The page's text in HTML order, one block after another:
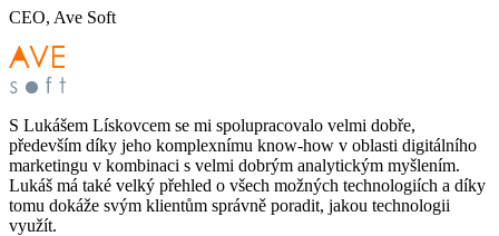
CEO, Ave Soft
S Lukášem Lískovcem se mi spolupracovalo velmi dobře,
především díky jeho komplexnímu know-how v oblasti digitálního
marketingu v kombinaci s velmi dobrým analytickým myšlením.
Lukáš má také velký přehled o všech možných technologiích a díky
tomu dokáže svým klientům správně poradit, jakou technologii
využít.